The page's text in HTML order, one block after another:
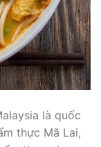
là quốc
thực Mã Lai,